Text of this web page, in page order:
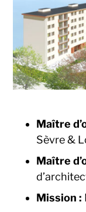
Maître
Sèvre &
Maître
Mission :